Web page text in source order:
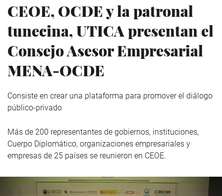
CEOE, OCDE y la patronal
tunecina, UTICA presentan el
Consejo Asesor Empresarial
MENA-OCDE
Consiste en crear una plataforma para promover el diálogo
público-privado
Más de 200 representantes de gobiernos, instituciones,
Cuerpo Diplomático, organizaciones empresariales y
empresas de 25 países se reunieron en CEOE.